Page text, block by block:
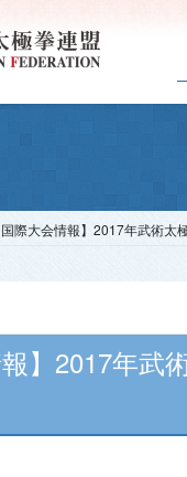
国際大会情報】2017年武術
報】2017年